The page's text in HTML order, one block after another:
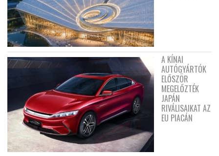
A KÍNAI
AUTÓGYÁRTÓK
ELŐSZÖR
MEGELŐZTÉK
JAPÁN
RIVÁLISAIKAT AZ
EU PIACÁN